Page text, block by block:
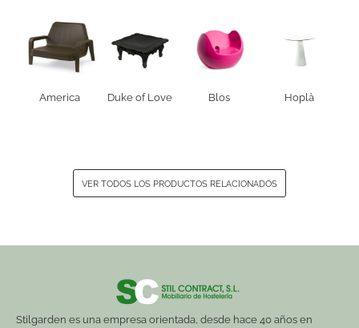
America Duke of Love Blos Hoplà
VER TODOS LOS PRODUCTOS RELACIONADOS
Stilgarden es una empresa orientada, desde hace 40 años en